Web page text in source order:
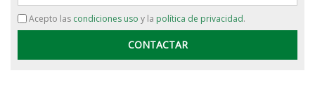
Acepto las condiciones uso y la política de privacidad.